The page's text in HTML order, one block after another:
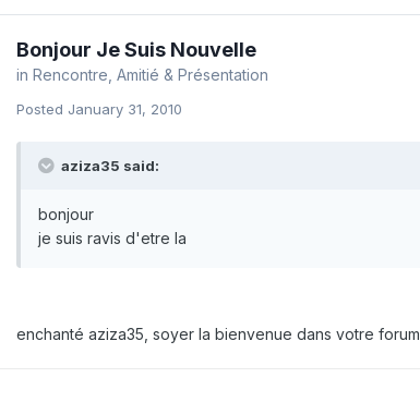
Bonjour Je Suis Nouvelle
in Rencontre, Amitié & Présentation
Posted January 31, 2010
aziza35 said:
bonjour
je suis ravis d'etre la
enchanté aziza35, soyer la bienvenue dans votre forum